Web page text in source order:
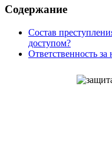
Содержание
Состав
доступом?
Ответственность